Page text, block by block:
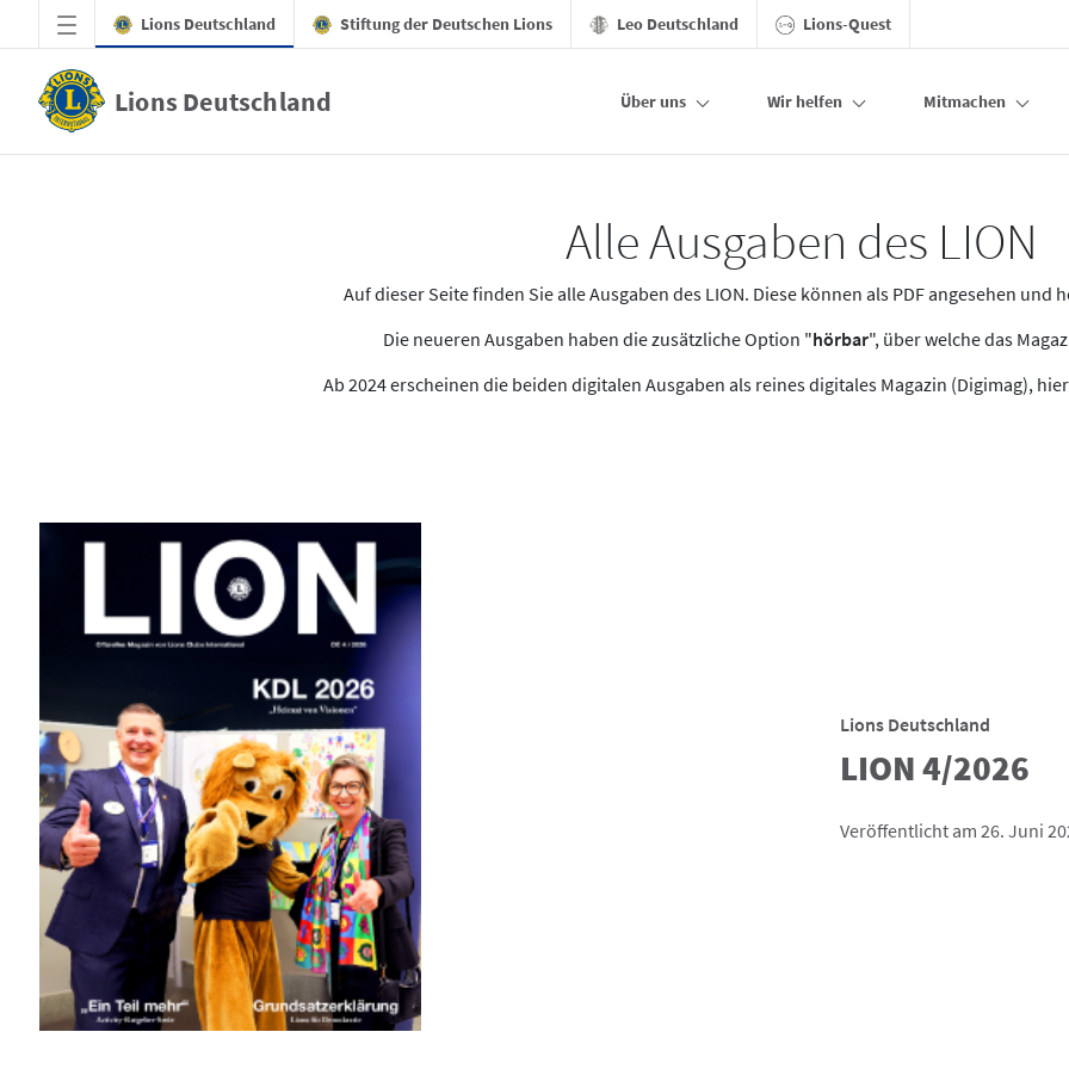
Zum Hauptinhalt springen
Lions Deutschland Stiftung der Deutschen Lions Leo Deutschland Lions-Quest
Lions Deutschland Über uns Wir helfen Mitmachen
Alle Ausgaben des LION
Auf dieser Seite finden Sie alle Ausgaben des LION. Diese können als PDF angesehen und
Die neueren Ausgaben haben die zusätzliche Option "hörbar", über welche das
Ab 2024 erscheinen die beiden digitalen Ausgaben als reines digitales Magazin (Digimag),
Lions Deutschland
LION 4/2026
Veröffentlicht am 26. Juni